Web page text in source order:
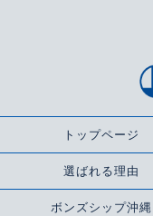
トップページ
選ばれる理由
ボンズシップ沖縄